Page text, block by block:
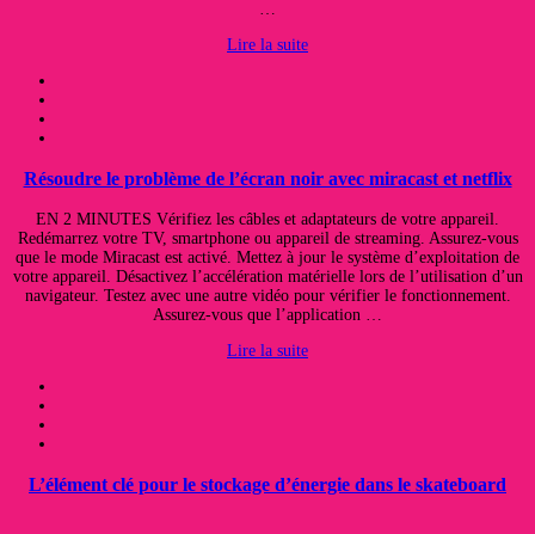
Lire la suite
Résoudre le problème de l’écran noir avec miracast et netflix
EN 2 MINUTES Vérifiez les câbles et adaptateurs de votre appareil.
Redémarrez votre TV, smartphone ou appareil de streaming. Assurez-vous
que le mode Miracast est activé. Mettez à jour le système d’exploitation de
votre appareil. Désactivez l’accélération matérielle lors de l’utilisation d’un
navigateur. Testez avec une autre vidéo pour vérifier le fonctionnement.
Assurez-vous que l’application …
Lire la suite
L’élément clé pour le stockage d’énergie dans le skateboard